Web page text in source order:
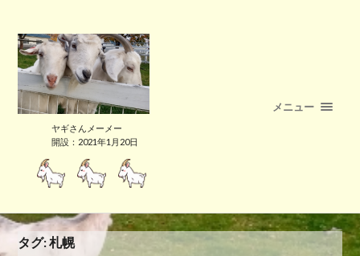
ヤギさんメーメー
開設：2021年1月20日
メニュー
タグ:札幌